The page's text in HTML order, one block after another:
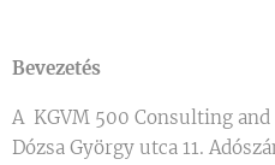
Bevezetés
A KGVM 500 Consulting
Dózsa György utca 11.